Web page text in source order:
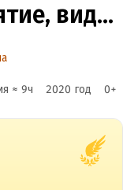
виды,
≈ 9ч 2020 год 0+